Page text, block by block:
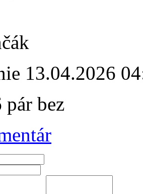
13.04.2026
pár bez